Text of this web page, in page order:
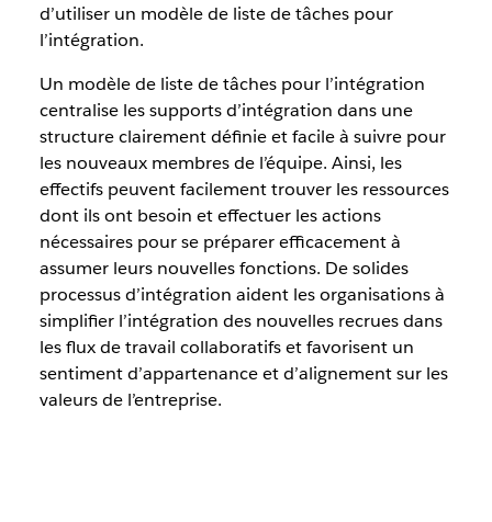
d’utiliser un modèle de liste de tâches pour
l’intégration.
Un modèle de liste de tâches pour l’intégration
centralise les supports d’intégration dans une
structure clairement définie et facile à suivre pour
les nouveaux membres de l’équipe. Ainsi, les
effectifs peuvent facilement trouver les ressources
dont ils ont besoin et effectuer les actions
nécessaires pour se préparer efficacement à
assumer leurs nouvelles fonctions. De solides
processus d’intégration aident les organisations à
simplifier l’intégration des nouvelles recrues dans
les flux de travail collaboratifs et favorisent un
sentiment d’appartenance et d’alignement sur les
valeurs de l’entreprise.